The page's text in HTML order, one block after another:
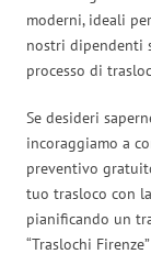
moderni, ideali
nostri dipendenti
processo di
Se desideri
incoraggiamo a
preventivo
tuo trasloco con
pianificando un
“Traslochi